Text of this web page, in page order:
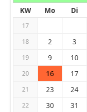
KW
Mo Di
17
18 2 3
19 9 10
20 16 17
21 23 24
22 30 31